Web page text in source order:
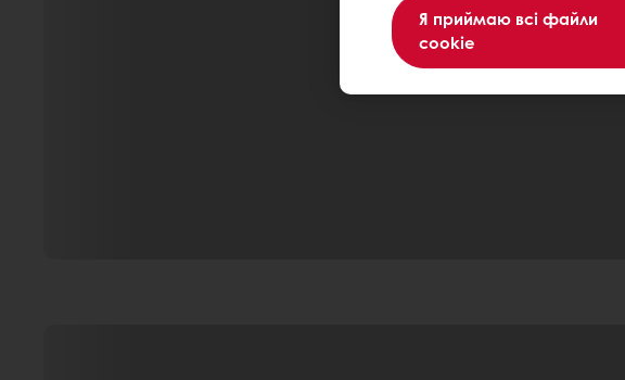
Я приймаю всі файли
cookie